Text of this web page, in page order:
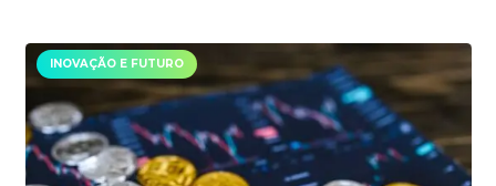
INOVAÇÃO E FUTURO